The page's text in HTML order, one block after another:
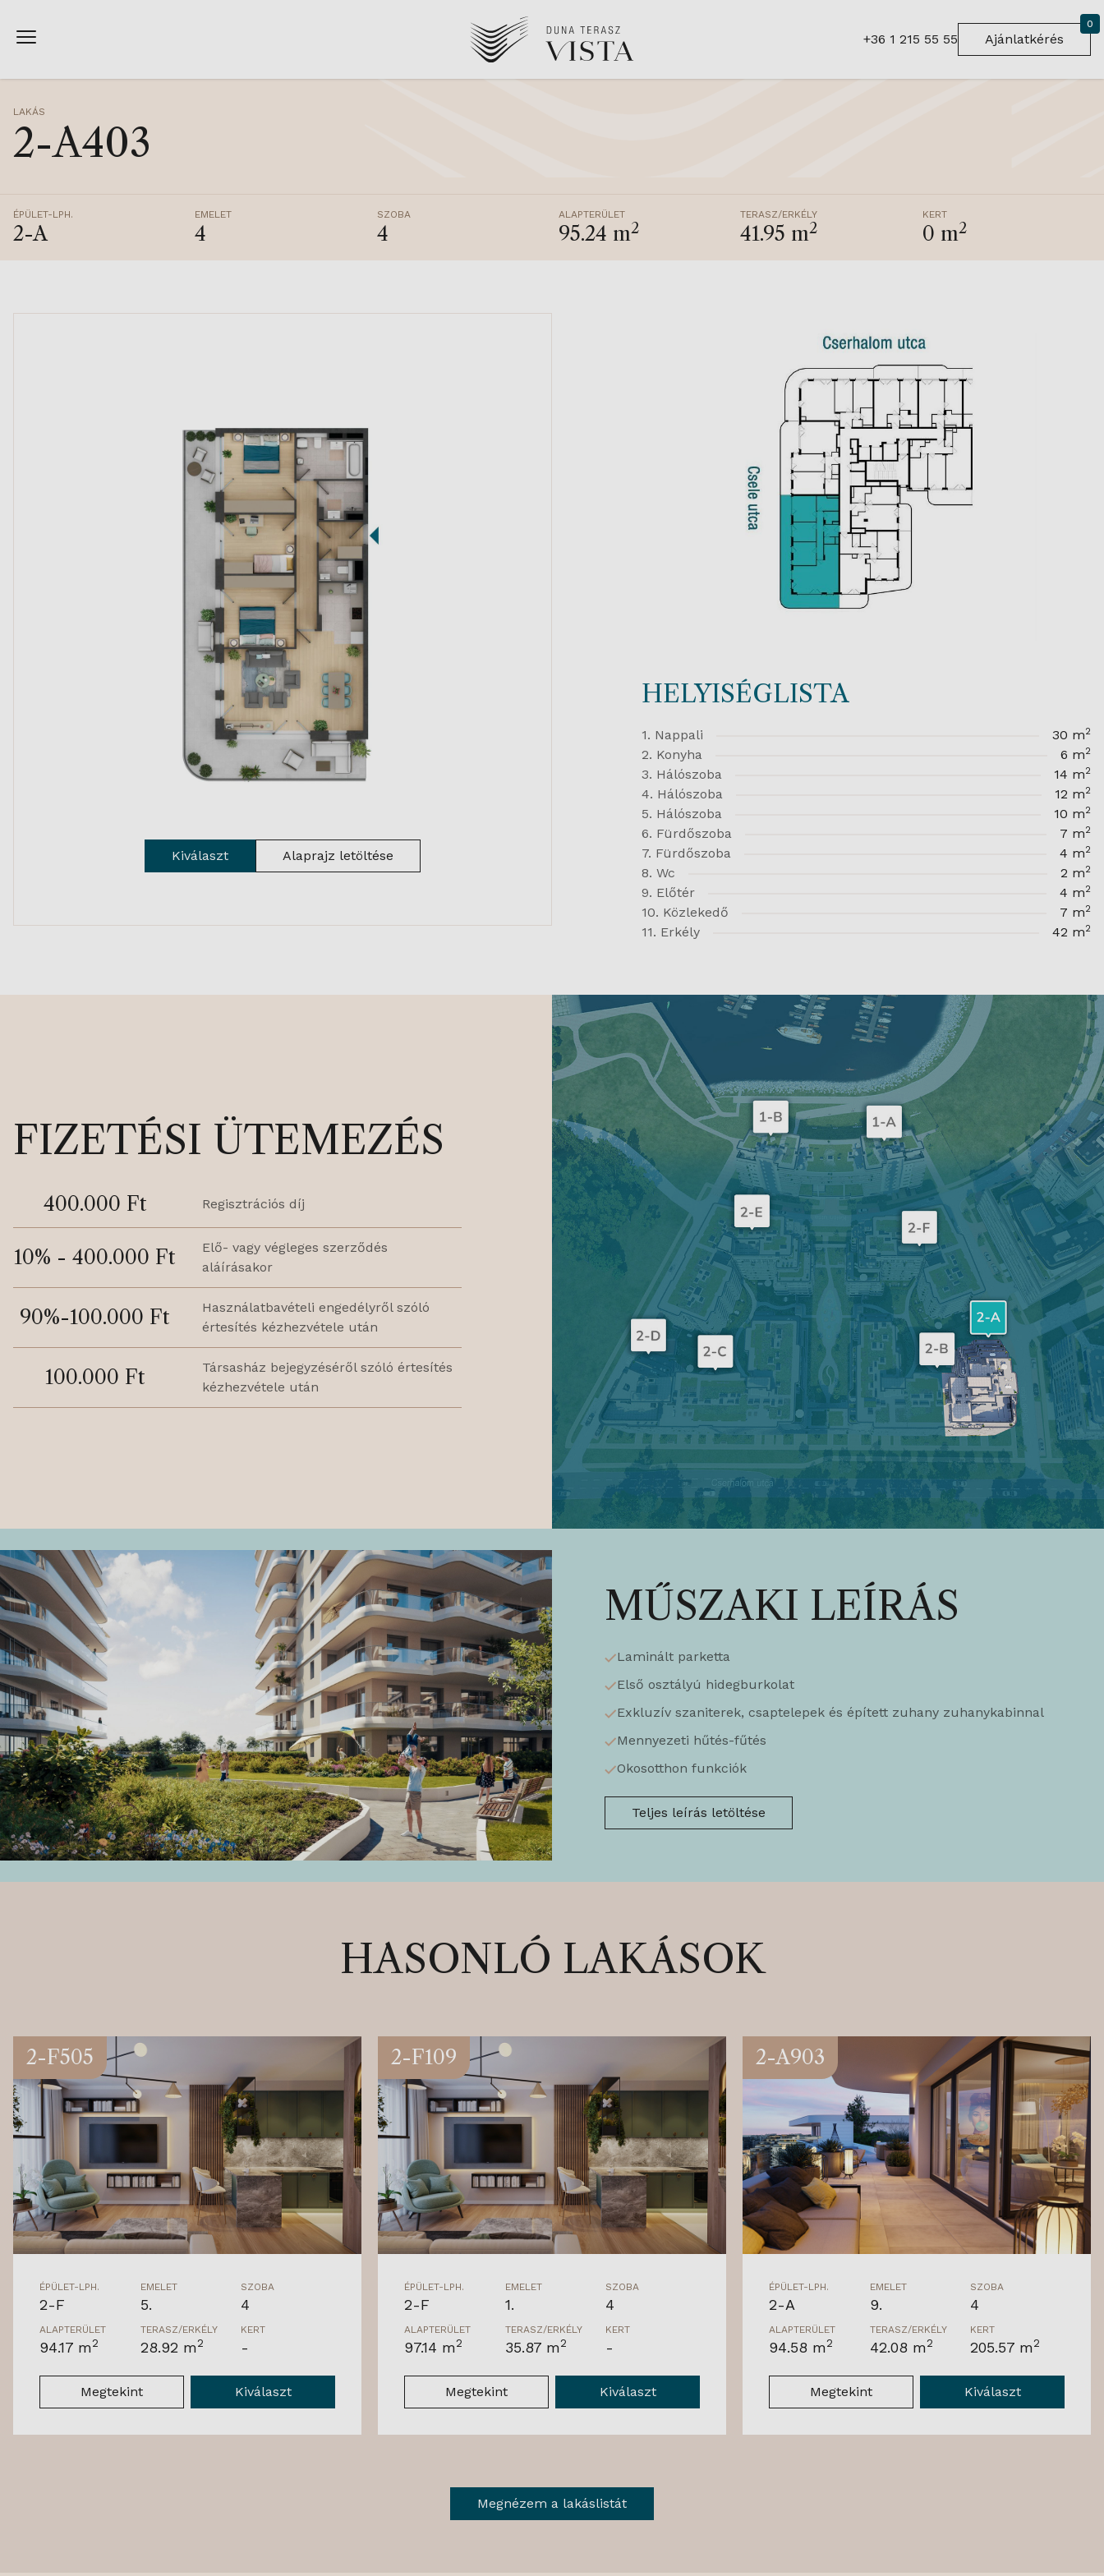
+36 1 215 55 55 Ajánlatkérés
0
LAKÁS
2-A403
ÉPÜLET-LPH.
2-A
EMELET
4
SZOBA
4
ALAPTERÜLET
95.24 m2
TERASZ/ERKÉLY
41.95 m2
KERT
0 m2
Kiválaszt Alaprajz letöltése
HELYISÉGLISTA
1. Nappali 30 m2
2. Konyha 6 m2
3. Hálószoba 14 m2
4. Hálószoba 12 m2
5. Hálószoba 10 m2
6. Fürdőszoba 7 m2
7. Fürdőszoba 4 m2
8. Wc 2 m2
9. Előtér 4 m2
10. Közlekedő 7 m2
11. Erkély 42 m2
FIZETÉSI ÜTEMEZÉS
400.000 Ft Regisztrációs díj
10% - 400.000 Ft
Elő- vagy végleges szerződés
aláírásakor
90%-100.000 Ft
Használatbavételi engedélyről szóló
értesítés kézhezvétele után
100.000 Ft
Társasház bejegyzéséről szóló értesítés
kézhezvétele után
MŰSZAKI LEÍRÁS
Laminált parketta
Első osztályú hidegburkolat
Exkluzív szaniterek, csaptelepek és épített zuhany zuhanykabinnal
Mennyezeti hűtés-fűtés
Okosotthon funkciók
Teljes leírás letöltése
HASONLÓ LAKÁSOK
2-F505
ÉPÜLET-LPH.
2-F
EMELET
5.
SZOBA
4
ALAPTERÜLET
94.17 m2
TERASZ/ERKÉLY
28.92 m2
KERT
-
Megtekint Kiválaszt
2-F109
ÉPÜLET-LPH.
2-F
EMELET
1.
SZOBA
4
ALAPTERÜLET
97.14 m2
TERASZ/ERKÉLY
35.87 m2
KERT
-
Megtekint Kiválaszt
2-A903
ÉPÜLET-LPH.
2-A
EMELET
9.
SZOBA
4
ALAPTERÜLET
94.58 m2
TERASZ/ERKÉLY
42.08 m2
KERT
205.57 m2
Megtekint Kiválaszt
Megnézem a lakáslistát